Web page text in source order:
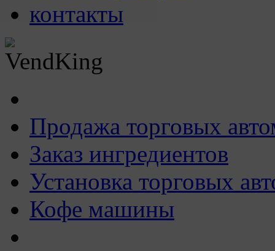
контакты
Продажа торговых
Заказ ингредиентов
Установка торговых
Кофе машины